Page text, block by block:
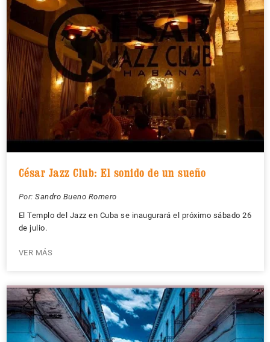
César Jazz Club: El sonido de un sueño
Por: Sandro Bueno Romero
El Templo del Jazz en Cuba se inaugurará el próximo sábado 26
de julio.
VER MÁS